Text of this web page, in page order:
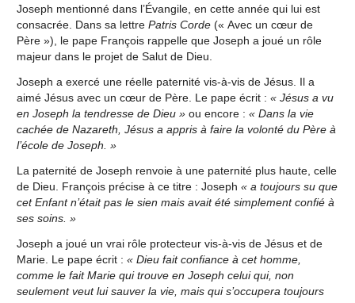
Joseph mentionné dans l’Évangile, en cette année qui lui est
consacrée. Dans sa lettre Patris Corde(« Avec un cœur de
Père »), le pape François rappelle que Joseph a joué un rôle
majeur dans le projet de Salut de Dieu.
Joseph a exercé une réelle paternité vis-à-vis de Jésus. Il a
aimé Jésus avec un cœur de Père. Le pape écrit : « Jésus a vu
en Joseph la tendresse de Dieu »ou encore : « Dans la vie
cachée de Nazareth, Jésus a appris à faire la volonté du Père à
l’école de Joseph. »
La paternité de Joseph renvoie à une paternité plus haute, celle
de Dieu. François précise à ce titre : Joseph « a toujours su que
cet Enfant n’était pas le sien mais avait été simplement confié à
ses soins. »
Joseph a joué un vrai rôle protecteur vis-à-vis de Jésus et de
Marie. Le pape écrit : « Dieu fait confiance à cet homme,
comme le fait Marie qui trouve en Joseph celui qui, non
seulement veut lui sauver la vie, mais qui s’occupera toujours